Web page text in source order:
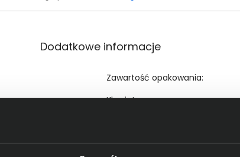
Dodatkowe informacje
Zawartość opakowania:
Klawiatura
Dokumentacja